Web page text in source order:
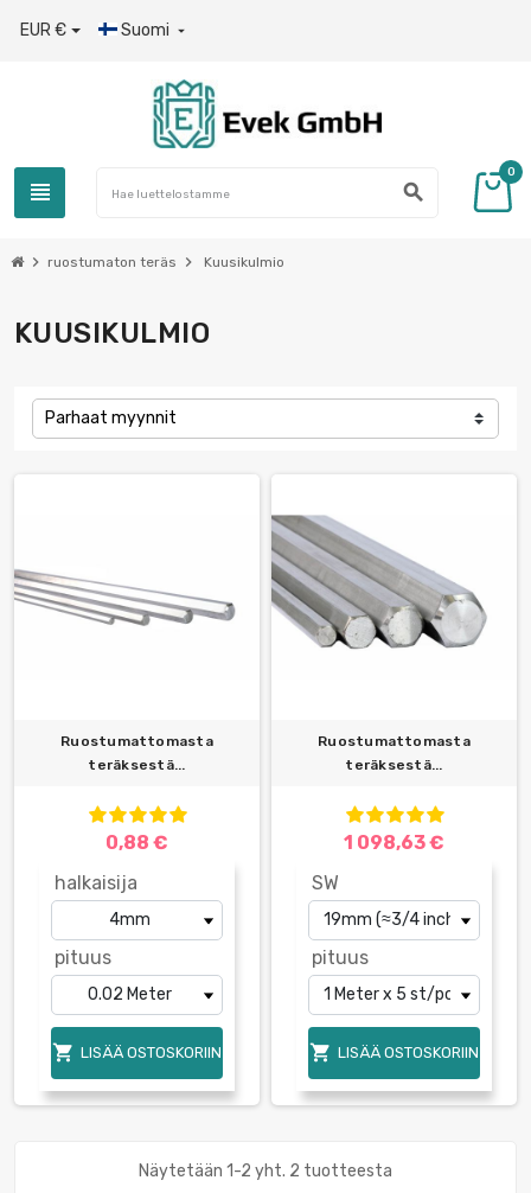
EUR € Suomi 
view_headline search
0
chevron_right ruostumaton teräs chevron_right Kuusikulmio
KUUSIKULMIO
Parhaat myynnit
Ruostumattomasta
teräksestä...
0,88 €
halkaisija
pituus
 LISÄÄ OSTOSKORIIN
Ruostumattomasta
teräksestä...
1 098,63 €
SW
pituus
 LISÄÄ OSTOSKORIIN
Näytetään 1-2 yht. 2 tuotteesta